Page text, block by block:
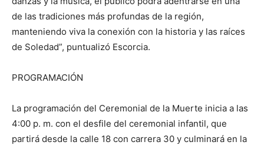
de las tradiciones más profundas de la región,
manteniendo viva la conexión con la historia y las raíces
de Soledad”, puntualizó Escorcia.
PROGRAMACIÓN
La programación del Ceremonial de la Muerte inicia a las
4:00 p. m. con el desfile del ceremonial infantil, que
partirá desde la calle 18 con carrera 30 y culminará en la